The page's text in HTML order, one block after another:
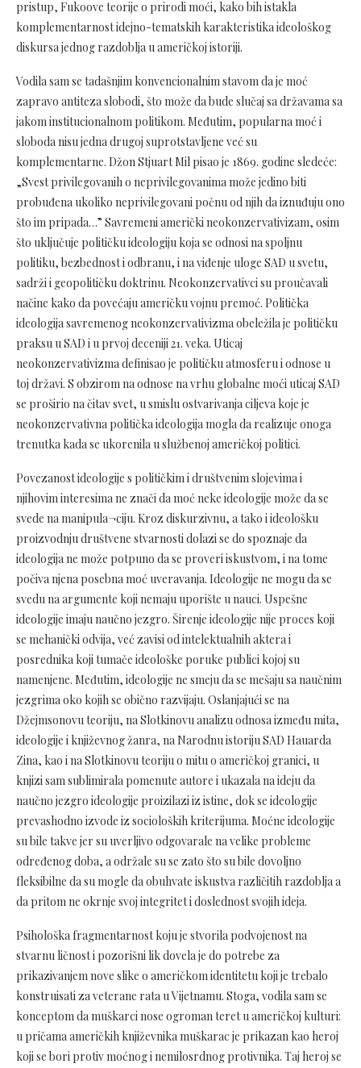
pristup, Fukoove teorije o prirodi moći, kako bih istakla
komplementarnost idejno-tematskih karakteristika ideološkog
diskursa jednog razdoblja u američkoj istoriji.
Vodila sam se tadašnjim konvencionalnim stavom da je moć
zapravo antiteza slobodi, što može da bude slučaj sa državama sa
jakom institucionalnom politikom. Međutim, popularna moć i
sloboda nisu jedna drugoj suprotstavljene već su
komplementarne. Džon Stjuart Mil pisao je 1869. godine sledeće:
„Svest privilegovanih o neprivilegovanima može jedino biti
probuđena ukoliko neprivilegovani počnu od njih da iznuđuju ono
što im pripada…” Savremeni američki neokonzervativizam, osim
što uključuje političku ideologiju koja se odnosi na spoljnu
politiku, bezbednost i odbranu, i na viđenje uloge SAD u svetu,
sadrži i geopolitičku doktrinu. Neokonzervativci su proučavali
načine kako da povećaju američku vojnu premoć. Politička
ideologija savremenog neokonzervativizma obeležila je političku
praksu u SAD i u prvoj deceniji 21. veka. Uticaj
neokonzervativizma definisao je političku atmosferu i odnose u
toj državi. S obzirom na odnose na vrhu globalne moći uticaj SAD
se proširio na čitav svet, u smislu ostvarivanja ciljeva koje je
neokonzervativna politička ideologija mogla da realizuje onoga
trenutka kada se ukorenila u službenoj američkoj politici.
Povezanost ideologije s političkim i društvenim slojevima i
njihovim interesima ne znači da moć neke ideologije može da se
svede na manipula¬ciju. Kroz diskurzivnu, a tako i ideološku
proizvodnju društvene stvarnosti dolazi se do spoznaje da
ideologija ne može potpuno da se proveri iskustvom, i na tome
počiva njena posebna moć uveravanja. Ideologije ne mogu da se
svedu na argumente koji nemaju uporište u nauci. Uspešne
ideologije imaju naučno jezgro. Širenje ideologije nije proces koji
se mehanički odvija, već zavisi od intelektualnih aktera i
posrednika koji tumače ideološke poruke publici kojoj su
namenjene. Međutim, ideologije ne smeju da se mešaju sa naučnim
jezgrima oko kojih se obično razvijaju. Oslanjajući se na
Džejmsonovu teoriju, na Slotkinovu analizu odnosa između mita,
ideologije i književnog žanra, na Narodnu istoriju SAD Hauarda
Zina, kao i na Slotkinovu teoriju o mitu o američkoj granici, u
knjizi sam sublimirala pomenute autore i ukazala na ideju da
naučno jezgro ideologije proizilazi iz istine, dok se ideologije
prevashodno izvode iz socioloških kriterijuma. Moćne ideologije
su bile takve jer su uverljivo odgovarale na velike probleme
određenog doba, a održale su se zato što su bile dovoljno
fleksibilne da su mogle da obuhvate iskustva različitih razdoblja a
da pritom ne okrnje svoj integritet i doslednost svojih ideja.
Psihološka fragmentarnost koju je stvorila podvojenost na
stvarnu ličnost i pozorišni lik dovela je do potrebe za
prikazivanjem nove slike o američkom identitetu koji je trebalo
konstruisati za veterane rata u Vijetnamu. Stoga, vodila sam se
konceptom da muškarci nose ogroman teret u američkoj kulturi:
u pričama američkih književnika muškarac je prikazan kao heroj
koji se bori protiv moćnog i nemilosrdnog protivnika. Taj heroj se